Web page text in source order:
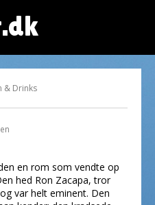
& Drinks
en rom som vendte op
hed Ron Zacapa, tror
var helt eminent. Den